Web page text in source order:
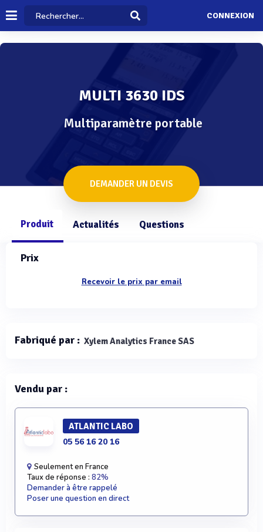
CONNEXION
MULTI 3630 IDS
Multiparamètre portable
DEMANDER UN DEVIS
Produit Actualités Questions
Prix
Recevoir le prix par email
Fabriqué par : Xylem Analytics France SAS
Vendu par :
ATLANTIC LABO
05 56 16 20 16
Seulement en France
Taux de réponse : 82%
Demander à être rappelé
Poser une question en direct